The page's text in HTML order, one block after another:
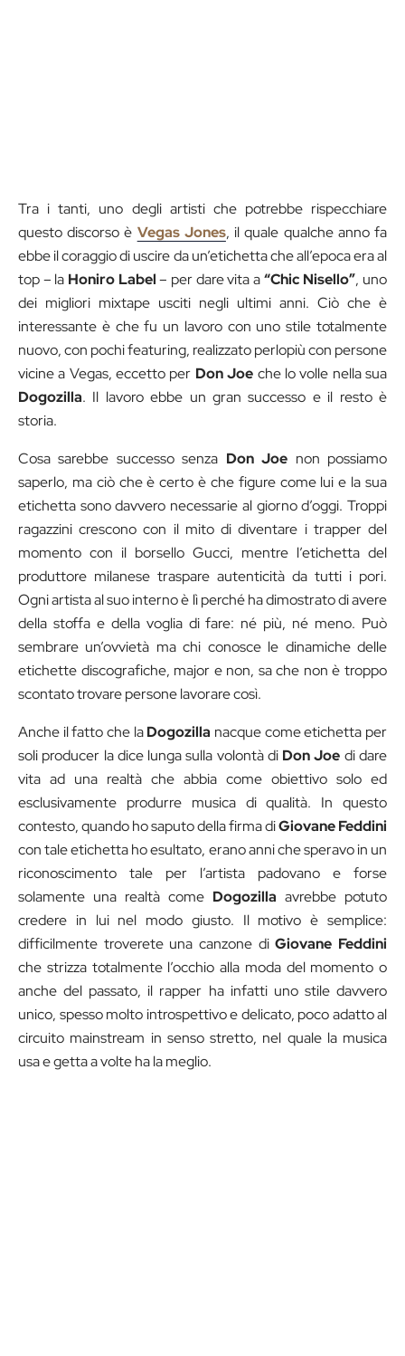
Tra i tanti, uno degli artisti che potrebbe rispecchiare
questo discorso è Vegas Jones, il quale qualche anno fa
ebbe il coraggio di uscire da un’etichetta che all’epoca era al
top – la Honiro Label– per dare vita a“Chic Nisello”, uno
dei migliori mixtape usciti negli ultimi anni. Ciò che è
interessante è che fu un lavoro con uno stile totalmente
nuovo, con pochi featuring, realizzato perlopiù con persone
vicine a Vegas, eccetto per Don Joe che lo volle nella sua
Dogozilla. Il lavoro ebbe un gran successo e il resto è
storia.
Cosa sarebbe successo senza Don Joe non possiamo
saperlo, ma ciò che è certo è che figure come lui e la sua
etichetta sono davvero necessarie al giorno d’oggi. Troppi
ragazzini crescono con il mito di diventare i trapper del
momento con il borsello Gucci, mentre l’etichetta del
produttore milanese traspare autenticità da tutti i pori.
Ogni artista al suo interno è lì perché ha dimostrato di avere
della stoffa e della voglia di fare: né più, né meno. Può
sembrare un’ovvietà ma chi conosce le dinamiche delle
etichette discografiche, major e non, sa che non è troppo
scontato trovare persone lavorare così.
Anche il fatto che laDogozilla nacque come etichetta per
soli producer la dice lunga sulla volontà di Don Joe di dare
vita ad una realtà che abbia come obiettivo solo ed
esclusivamente produrre musica di qualità. In questo
contesto, quando ho saputo della firma diGiovane Feddini
con tale etichetta ho esultato, erano anni che speravo in un
riconoscimento tale per l’artista padovano e forse
solamente una realtà come Dogozilla avrebbe potuto
credere in lui nel modo giusto. Il motivo è semplice:
difficilmente troverete una canzone diGiovane Feddini
che strizza totalmente l’occhio alla moda del momento o
anche del passato, il rapper ha infatti uno stile davvero
unico, spesso molto introspettivo e delicato, poco adatto al
circuito mainstream in senso stretto, nel quale la musica
usa e getta a volte ha la meglio.